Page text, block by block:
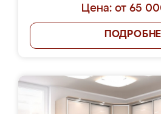
Цена: от 65